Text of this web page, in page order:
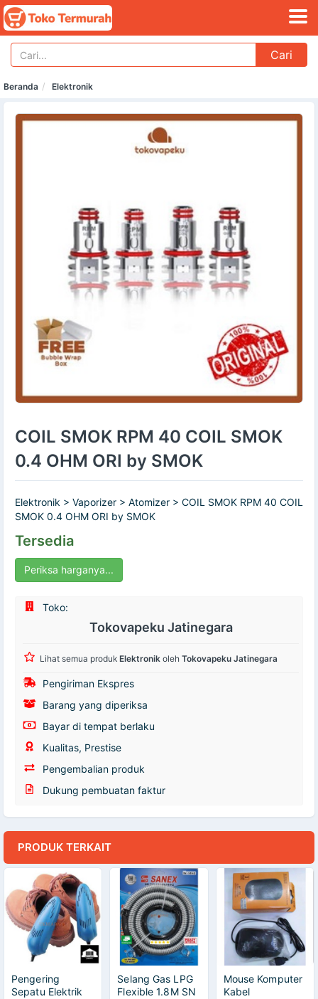
Cari
Beranda Elektronik
COIL SMOK RPM 40 COIL SMOK
0.4 OHM ORI by SMOK
Elektronik > Vaporizer > Atomizer > COIL SMOK RPM 40 COIL
SMOK 0.4 OHM ORI by SMOK
Tersedia
Periksa harganya...
Toko:
Tokovapeku Jatinegara
Lihat semua produk Elektronik oleh Tokovapeku Jatinegara
Pengiriman Ekspres
Barang yang diperiksa
Bayar di tempat berlaku
Kualitas, Prestise
Pengembalian produk
Dukung pembuatan faktur
PRODUK TERKAIT
Pengering
Sepatu Elektrik
Selang Gas LPG
Flexible 1.8M SN
Mouse Komputer
Kabel